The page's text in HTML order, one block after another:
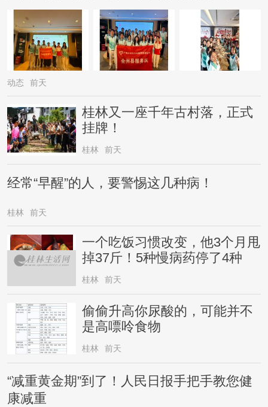
动态 前天
桂林又一座千年古村落，正式
挂牌！
桂林 前天
经常“早醒”的人，要警惕这几种病！
桂林 前天
一个吃饭习惯改变，他3个月甩
掉37斤！5种慢病药停了4种
桂林 前天
偷偷升高你尿酸的，可能并不
是高嘌呤食物
桂林 前天
“减重黄金期”到了！人民日报手把手教您健
康减重